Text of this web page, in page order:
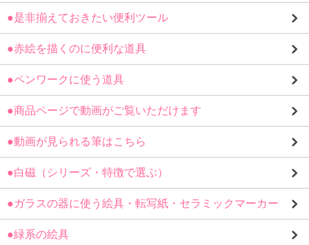
●是非揃えておきたい便利ツール
●赤絵を描くのに便利な道具
●ペンワークに使う道具
●商品ページで動画がご覧いただけます
●動画が見られる筆はこちら
●白磁（シリーズ・特徴で選ぶ）
●ガラスの器に使う絵具・転写紙・セラミックマーカー
●緑系の絵具